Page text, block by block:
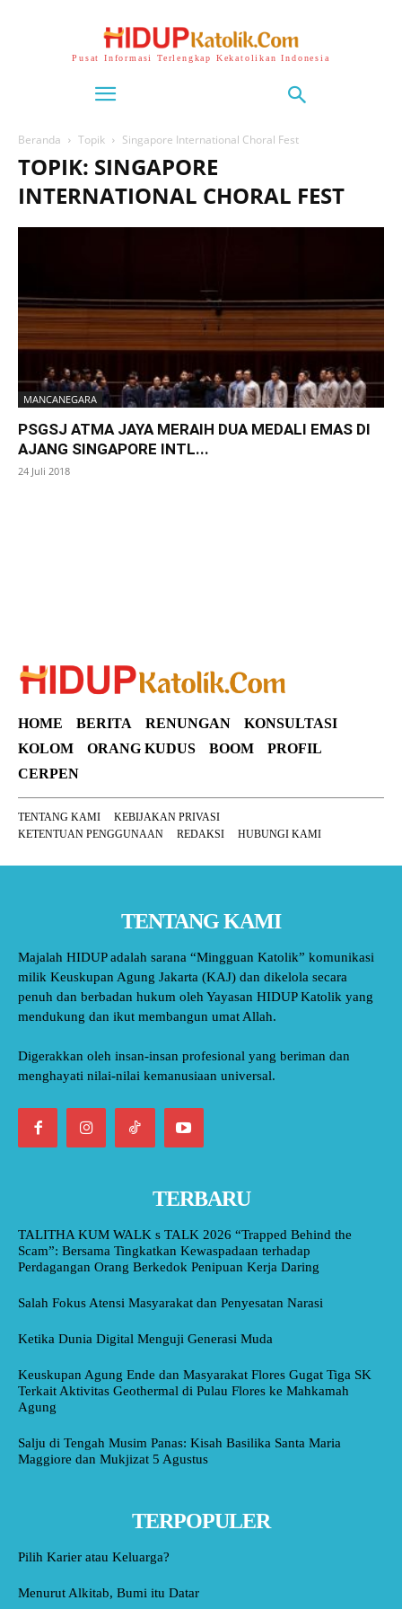
Pusat Informasi Terlengkap Kekatolikan Indonesia
Beranda Topik Singapore International Choral Fest
TOPIK: SINGAPORE
INTERNATIONAL CHORAL FEST
MANCANEGARA
PSGSJ ATMA JAYA MERAIH DUA MEDALI EMAS DI
AJANG SINGAPORE INTL...
24 Juli 2018
HOME BERITA RENUNGAN
KONSULTASI
KOLOM
ORANG KUDUS BOOM
PROFIL
CERPEN
TENTANG KAMI
KEBIJAKAN PRIVASI
KETENTUAN PENGGUNAAN
REDAKSI HUBUNGI KAMI
TENTANG KAMI
Majalah HIDUP adalah sarana “Mingguan Katolik” komunikasi
milik Keuskupan Agung Jakarta (KAJ) dan dikelola secara
penuh dan berbadan hukum oleh Yayasan HIDUP Katolik yang
mendukung dan ikut membangun umat Allah.
Digerakkan oleh insan-insan profesional yang beriman dan
menghayati nilai-nilai kemanusiaan universal.
TERBARU
TALITHA KUM WALK s TALK 2026 “Trapped Behind the
Scam”: Bersama Tingkatkan Kewaspadaan terhadap
Perdagangan Orang Berkedok Penipuan Kerja Daring
Salah Fokus Atensi Masyarakat dan Penyesatan Narasi
Ketika Dunia Digital Menguji Generasi Muda
Keuskupan Agung Ende dan Masyarakat Flores Gugat Tiga SK
Terkait Aktivitas Geothermal di Pulau Flores ke Mahkamah
Agung
Salju di Tengah Musim Panas: Kisah Basilika Santa Maria
Maggiore dan Mukjizat 5 Agustus
TERPOPULER
Pilih Karier atau Keluarga?
Menurut Alkitab, Bumi itu Datar